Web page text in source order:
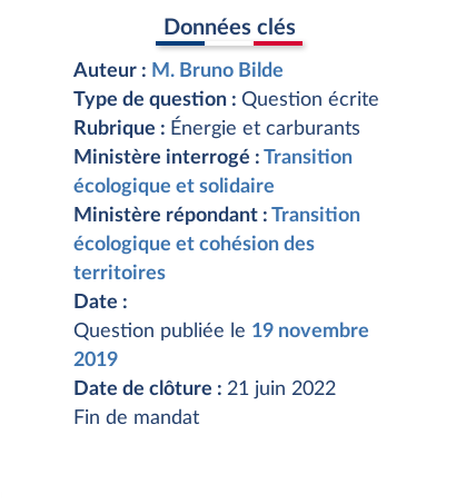
Données clés
Auteur : M. Bruno Bilde
Type de question : Question écrite
Rubrique : Énergie et carburants
Ministère interrogé : Transition
écologique et solidaire
Ministère répondant : Transition
écologique et cohésion des
territoires
Date :
Question publiée le 19 novembre
2019
Date de clôture : 21 juin 2022
Fin de mandat